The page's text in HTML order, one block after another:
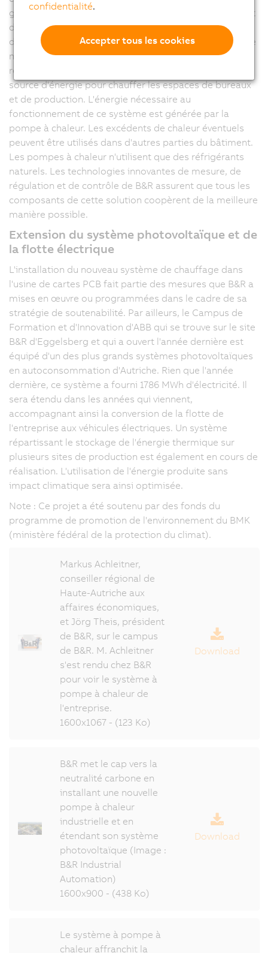
grand potentiel des pompes à chaleur réside avant tout
dans l'utilisation des rejets de chaleur. Les besoins
d'électricité sont ainsi grandement réduits. Chez B&R, le
nouveau système de récupération de chaleur utilise les
rejets thermiques du processus de production comme
source d'énergie pour chauffer les espaces de bureaux
et de production. L'énergie nécessaire au
fonctionnement de ce système est générée par la
pompe à chaleur. Les excédents de chaleur éventuels
peuvent être utilisés dans d'autres parties du bâtiment.
Les pompes à chaleur n'utilisent que des réfrigérants
naturels. Les technologies innovantes de mesure, de
régulation et de contrôle de B&R assurent que tous les
composants de cette solution coopèrent de la meilleure
manière possible.
Extension du système photovoltaïque et de
la flotte électrique
L'installation du nouveau système de chauffage dans
l'usine de cartes PCB fait partie des mesures que B&R a
mises en œuvre ou programmées dans le cadre de sa
stratégie de soutenabilité. Par ailleurs, le Campus de
Formation et d'Innovation d'ABB qui se trouve sur le site
B&R d'Eggelsberg et qui a ouvert l'année dernière est
équipé d'un des plus grands systèmes photovoltaïques
en autoconsommation d'Autriche. Rien que l'année
dernière, ce système a fourni 1786 MWh d'électricité. Il
sera étendu dans les années qui viennent,
accompagnant ainsi la conversion de la flotte de
l'entreprise aux véhicules électriques. Un système
répartissant le stockage de l'énergie thermique sur
plusieurs sites de production est également en cours de
réalisation. L'utilisation de l'énergie produite sans
impact climatique sera ainsi optimisée.
Note : Ce projet a été soutenu par des fonds du
programme de promotion de l'environnement du BMK
(ministère fédéral de la protection du climat).
Markus Achleitner,
conseiller régional de
Haute-Autriche aux
affaires économiques,
et Jörg Theis, président
de B&R, sur le campus
de B&R. M. Achleitner
s'est rendu chez B&R
pour voir le système à
pompe à chaleur de
l'entreprise.
1600x1067 - (123 Ko)
Download
B&R met le cap vers la
neutralité carbone en
installant une nouvelle
pompe à chaleur
industrielle et en
étendant son système
photovoltaïque (Image :
B&R Industrial
Automation)
1600x900 - (438 Ko)
Download
Le système à pompe à
chaleur affranchit la
confidentialité.
Accepter tous les cookies